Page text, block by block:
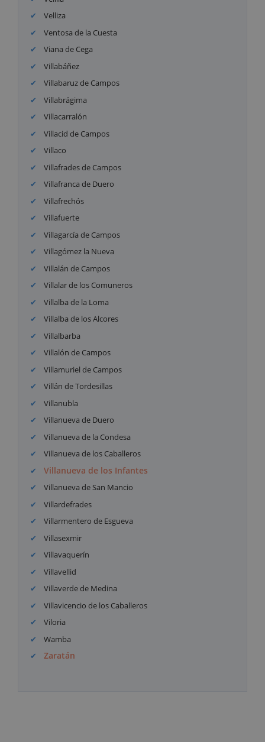
Velliza
Ventosa de la Cuesta
Viana de Cega
Villabáñez
Villabaruz de Campos
Villabrágima
Villacarralón
Villacid de Campos
Villaco
Villafrades de Campos
Villafranca de Duero
Villafrechós
Villafuerte
Villagarcía de Campos
Villagómez la Nueva
Villalán de Campos
Villalar de los Comuneros
Villalba de la Loma
Villalba de los Alcores
Villalbarba
Villalón de Campos
Villamuriel de Campos
Villán de Tordesillas
Villanubla
Villanueva de Duero
Villanueva de la Condesa
Villanueva de los Caballeros
Villanueva de los Infantes
Villanueva de San Mancio
Villardefrades
Villarmentero de Esgueva
Villasexmir
Villavaquerín
Villavellid
Villaverde de Medina
Villavicencio de los Caballeros
Viloria
Wamba
Zaratán